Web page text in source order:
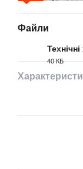
Файли
40 КБ